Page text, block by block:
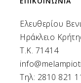
Ελευθερίου
Ηράκλειο
Τ.Κ. 71414
Τηλ: 2810 821